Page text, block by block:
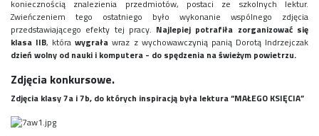
Obiady
Rekrutacja SP
O nas
Regulamin rekrutacji do SP
Potrzebne dokumenty
Informacja o teście z języka angielskiego
Stypendia naukowe
koniecznością znalezienia przedmiotów, postaci ze szkolnych lektur.
Zwieńczeniem tego ostatniego było wykonanie wspólnego zdjęcia
przedstawiającego efekty tej pracy. Najlepiej potrafiła zorganizować się
klasa IIB, którawygrała wraz z wychowawczynią panią Dorotą Indrzejczak
dzień wolny od nauki i komputera - do spędzenia na świeżym powietrzu.
Zdjęcia konkursowe.
Zdjęcia klasy 7a i 7b, do których inspiracją była lektura “MAŁEGO KSIĘCIA”